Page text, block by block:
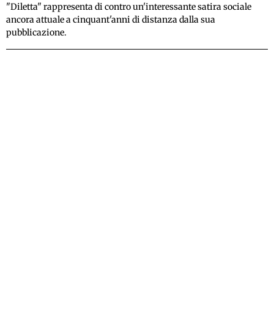
"Diletta" rappresenta di contro un'interessante satira sociale
ancora attuale a cinquant'anni di distanza dalla sua
pubblicazione.